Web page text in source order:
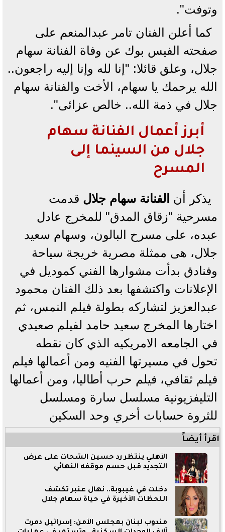
وتوفت".
كما أعلن الفنان تامر عبدالمنعم على
صفحته الفيس بوك عن وفاة الفنانة سهام
جلال، وعلق قائلا: "إنا لله وإنا إليه راجعون..
الله يرحمك يا سهام، الأخت والفنانة سهام
جلال في ذمة الله.. خالص عزائى".
أبرز أعمال الفنانة سهام
جلال من السينما إلى
المسرح
يذكر أن الفنانة سهام جلال قدمت
مسرحية "زقاق المدق" للمخرج عادل
عبده، على مسرح البالون، وسهام سعيد
جلال، هى ممثلة مصرية خريجة سياحة
وفنادق بدأت مشوارها الفني كموديل في
الإعلانات واكتشفها بعد ذلك الفنان محمود
عبدالعزيز لتشاركه بطولة فيلم النمس، ثم
اختارها المخرج سعيد حامد لفيلم صعيدي
في الجامعه الامريكيه الذي كان نقطه
تحول في مسيرتها الفنيه ومن أعمالها فيلم
فيلم ثقافي، فيلم حرب أطاليا، ومن أعمالها
التليفزيونية مسلسل سارة ومسلسل
للثروة حسابات أخري وحد السكين
اقرأ أيضاً
الأهلي ينتظر رد حسين الشحات على عرض
التجديد قبل حسم موقفه النهائي
دخلت في غيبوبة.. نهال عنبر تكشف
اللحظات الأخيرة في حياة سهام جلال
مندوب لبنان بمجلس الأمن: إسرائيل دمرت